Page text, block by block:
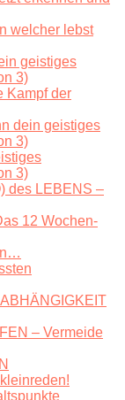
welcher lebst
geistiges
3)
Kampf der
dein geistiges
3)
3)
des LEBENS –
12 Wochen-
– Vermeide